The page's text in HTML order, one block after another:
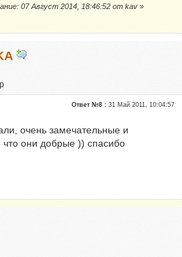
07 Август 2014, 18:46:52 от kav»
Ответ №8 :31 Май 2011, 10:04:57
очень замечательные и
они добрые )) спасибо